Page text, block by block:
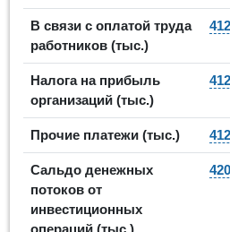
В связи с оплатой труда
работников (тыс.)
Налога на прибыль
организаций (тыс.)
Прочие платежи (тыс.)
Сальдо денежных
потоков от
инвестиционных